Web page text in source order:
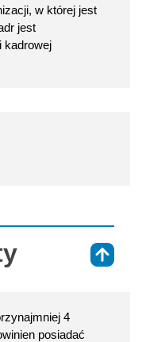
w której jest
jest
kadrowej
4
posiadać